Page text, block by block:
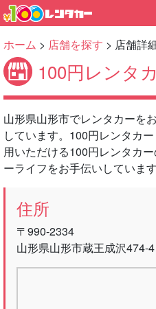
ホーム > 店舗を探す > 店舗詳
100円レンタ
山形県山形市でレンタカーを
しています。100円レンタカ
用いただける100円レンタカ
ーライフをお手伝いしています
住所
〒990-2334
山形県山形市蔵王成沢474-4